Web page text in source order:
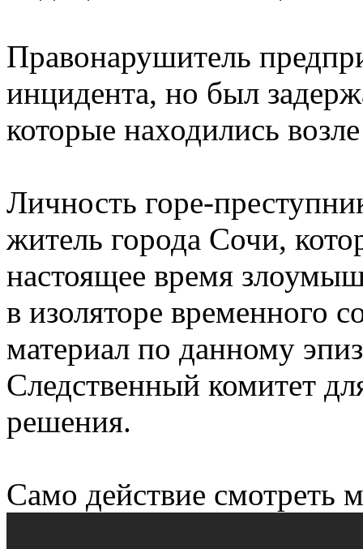
Правонарушитель
инцидента, но был
которые находились
Личность горе-
житель города Сочи,
настоящее время
в изоляторе временного
материал по данному
Следственный комитет
решения.
Само действие смотреть